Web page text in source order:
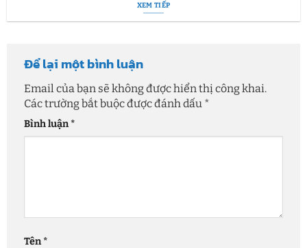
XEM TIẾP
Để lại một bình luận
Email của bạn sẽ không được hiển thị công khai.
Các trường bắt buộc được đánh dấu *
Bình luận*
Tên*